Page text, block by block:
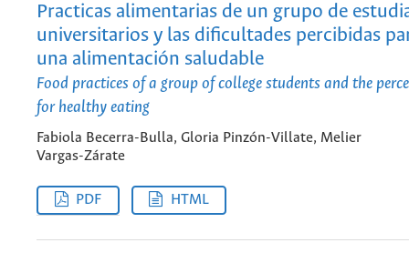
Practicas alimentarias de un grupo de
universitarios y las dificultades percibidas
una alimentación saludable
Food practices of a group of college students and the
for healthy eating
Fabiola Becerra-Bulla, Gloria Pinzón-Villate, Melier
Vargas-Zárate
PDF HTML